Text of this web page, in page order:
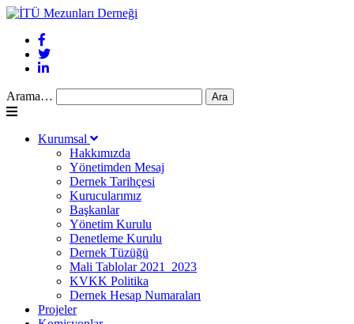
Arama…
Kurumsal
Hakkımızda
Yönetimden Mesaj
Dernek Tarihçesi
Kurucularımız
Başkanlar
Yönetim Kurulu
Denetleme Kurulu
Dernek Tüzüğü
Mali Tablolar 2021_2023
KVKK Politika
Dernek Hesap Numaraları
Projeler